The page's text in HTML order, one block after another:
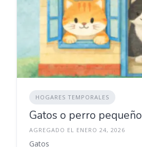
HOGARES TEMPORALES
Gatos o perro pequeño
AGREGADO EL ENERO 24, 2026
Gatos